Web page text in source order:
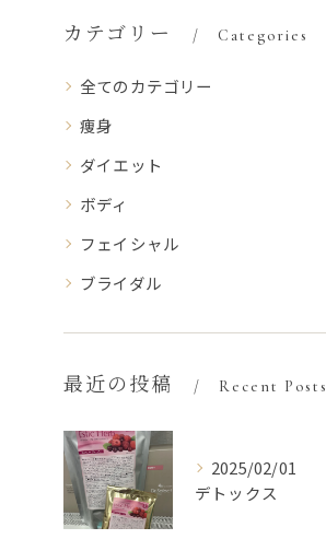
カテゴリー Categories
全てのカテゴリー
痩身
ダイエット
ボディ
フェイシャル
ブライダル
最近の投稿 Recent Posts
2025/02/01
デトックス